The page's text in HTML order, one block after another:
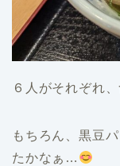
６人がそれぞれ
もちろん、黒豆
たかなぁ…